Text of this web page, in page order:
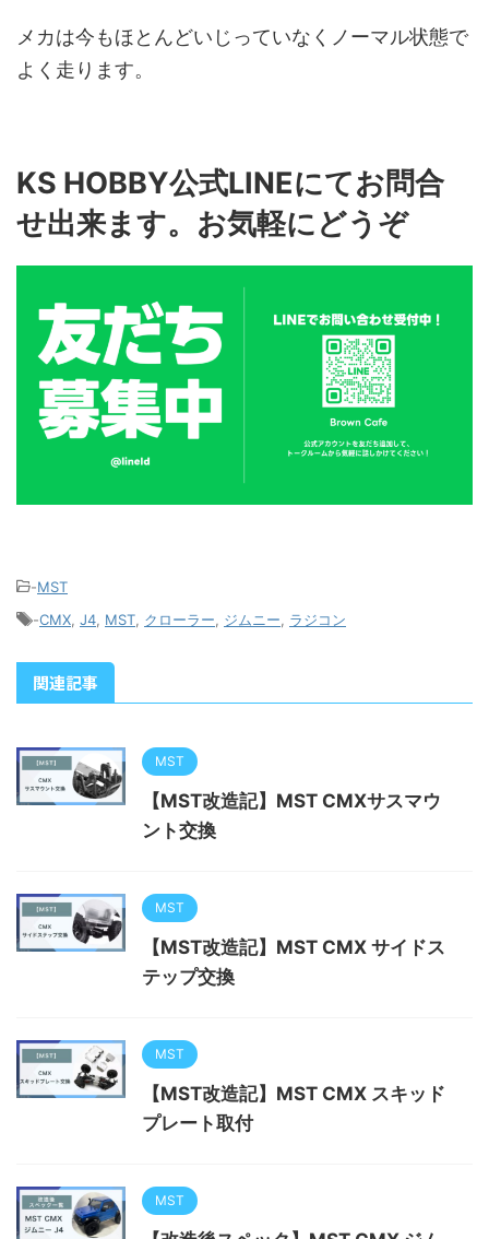
メカは今もほとんどいじっていなくノーマル状態で
よく走ります。
KS HOBBY公式LINEにてお問合
せ出来ます。お気軽にどうぞ
-MST
-CMX, J4, MST, クローラー, ジムニー, ラジコン
関連記事
MST
【MST改造記】MST CMXサスマウ
ント交換
MST
【MST改造記】MST CMX サイドス
テップ交換
MST
【MST改造記】MST CMX スキッド
プレート取付
MST